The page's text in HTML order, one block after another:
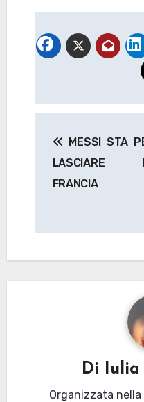
articoli
MESSI STA
LASCIARE
FRANCIA
Di Iulia
Organizzata